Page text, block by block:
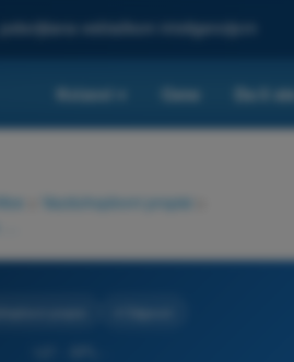
veštačkom inteligencijom
Kvizovi Cene Da li
Vazduhoplovni propisi